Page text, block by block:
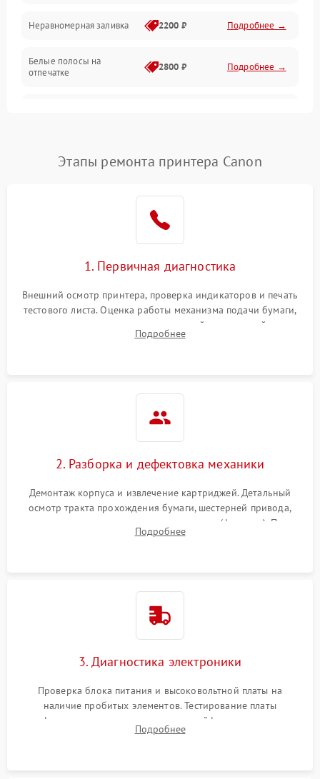
Режим работы
Питание и запуск
Неравномерная заливка 2200 ₽ Подробнее →
Белые полосы на
отпечатке
2800 ₽ Подробнее →
Этапы ремонта принтера Canon
1. Первичная диагностика
Внешний осмотр принтера, проверка индикаторов и печать
тестового листа. Оценка работы механизма подачи бумаги,
выявление посторонних шумов, замятий и первичный анализ
дефектов печати (полосы, фон, пробелы).
Подробнее
2. Разборка и дефектовка механики
Демонтаж корпуса и извлечение картриджей. Детальный
осмотр тракта прохождения бумаги, шестерней привода,
роликов захвата и узла термозакрепления (фьюзера). Поиск
физического износа и повреждений деталей.
Подробнее
3. Диагностика электроники
Проверка блока питания и высоковольтной платы на
наличие пробитых элементов. Тестирование платы
форматирования, целостности шлейфов, контактов
картриджа и оптопар (датчиков прохождения и наличия
Подробнее